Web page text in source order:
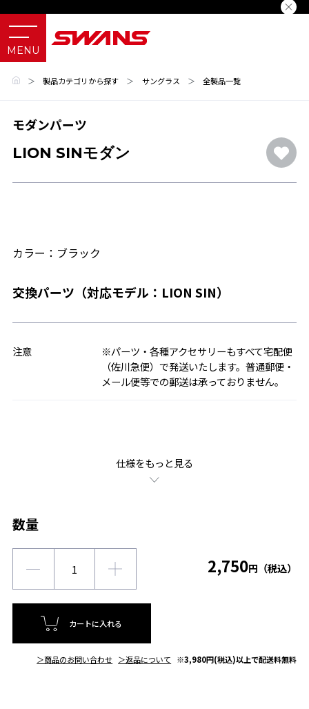
＞ 製品カテゴリから探す ＞ サングラス ＞ 全製品一覧
モダンパーツ
LION SINモダン
カラー：ブラック
交換パーツ（対応モデル：LION SIN）
注意
※パーツ・各種アクセサリーもすべて宅配便
（佐川急便）で発送いたします。普通郵便・
メール便等での郵送は承っておりません。
仕様をもっと見る
数量
2,750円（税込）
カートに入れる
＞商品のお問い合わせ ＞返品について ※3,980円(税込)以上で配送料無料